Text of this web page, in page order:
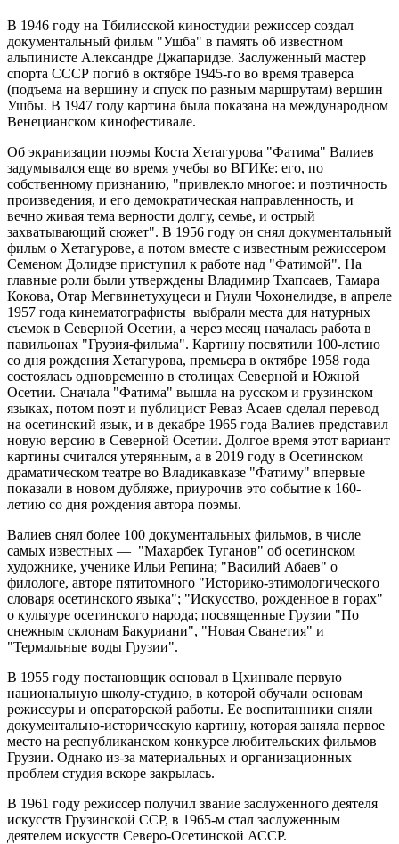
В 1946 году на Тбилисской киностудии режиссер создал
документальный фильм "Ушба" в память об известном
альпинисте Александре Джапаридзе. Заслуженный мастер
спорта СССР погиб в октябре 1945-го во время траверса
(подъема на вершину и спуск по разным маршрутам) вершин
Ушбы. В 1947 году картина была показана на международном
Венецианском кинофестивале.
Об экранизации поэмы Коста Хетагурова "Фатима" Валиев
задумывался еще во время учебы во ВГИКе: его, по
собственному признанию, "привлекло многое: и поэтичность
произведения, и его демократическая направленность, и
вечно живая тема верности долгу, семье, и острый
захватывающий сюжет". В 1956 году он снял документальный
фильм о Хетагурове, а потом вместе с известным режиссером
Семеном Долидзе приступил к работе над "Фатимой". На
главные роли были утверждены Владимир Тхапсаев, Тамара
Кокова, Отар Мегвинетухуцеси и Гиули Чохонелидзе, в апреле
1957 года кинематографисты выбрали места для натурных
съемок в Северной Осетии, а через месяц началась работа в
павильонах "Грузия-фильма". Картину посвятили 100-летию
со дня рождения Хетагурова, премьера в октябре 1958 года
состоялась одновременно в столицах Северной и Южной
Осетии. Сначала "Фатима" вышла на русском и грузинском
языках, потом поэт и публицист Реваз Асаев сделал перевод
на осетинский язык, и в декабре 1965 года Валиев представил
новую версию в Северной Осетии. Долгое время этот вариант
картины считался утерянным, а в 2019 году в Осетинском
драматическом театре во Владикавказе "Фатиму" впервые
показали в новом дубляже, приурочив это событие к 160-
летию со дня рождения автора поэмы.
Валиев снял более 100 документальных фильмов, в числе
самых известных — "Махарбек Туганов" об осетинском
художнике, ученике Ильи Репина; "Василий Абаев" о
филологе, авторе пятитомного "Историко-этимологического
словаря осетинского языка"; "Искусство, рожденное в горах"
о культуре осетинского народа; посвященные Грузии "По
снежным склонам Бакуриани", "Новая Сванетия" и
"Термальные воды Грузии".
В 1955 году постановщик основал в Цхинвале первую
национальную школу-студию, в которой обучали основам
режиссуры и операторской работы. Ее воспитанники сняли
документально-историческую картину, которая заняла первое
место на республиканском конкурсе любительских фильмов
Грузии. Однако из-за материальных и организационных
проблем студия вскоре закрылась.
В 1961 году режиссер получил звание заслуженного деятеля
искусств Грузинской ССР, в 1965-м стал заслуженным
деятелем искусств Северо-Осетинской АССР.